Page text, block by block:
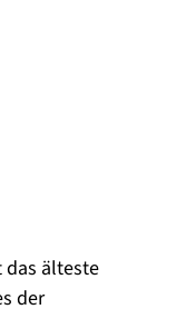
das älteste
der